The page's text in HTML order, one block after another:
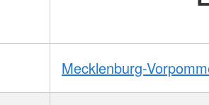
Mecklenburg-